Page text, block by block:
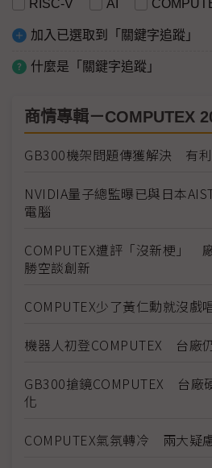
RISC-V AI
加入已選取到「關鍵字追蹤」
什麼是「關鍵字追蹤」
商情專輯－COMPUTEX
GB300機架問題傳獲解決 有
NVIDIA量子總監曝已與日本
電腦
COMPUTEX遭評「沒新梗」
勝空談創新
COMPUTEX少了黃仁勳就沒
機器人初登COMPUTEX 台廠
GB300搶鏡COMPUTEX 台廠
化
COMPUTEX氣氛轉冷 兩大疑